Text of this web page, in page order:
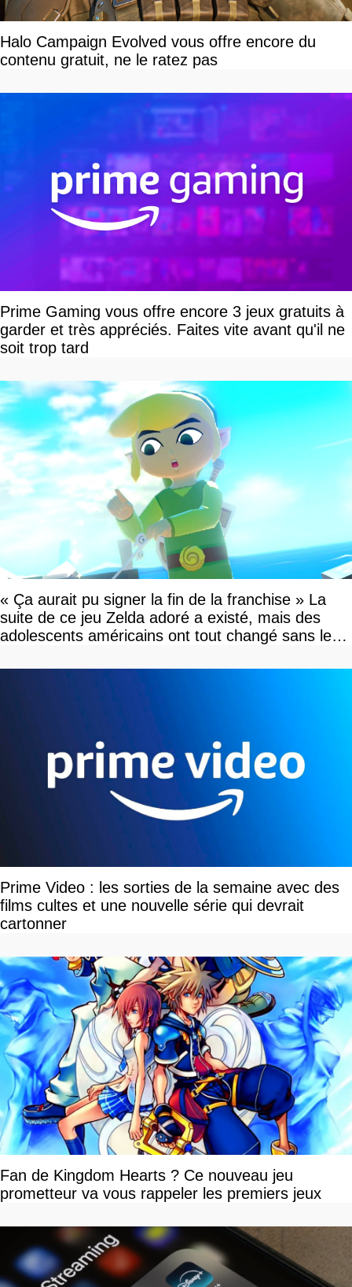
Halo Campaign Evolved vous offre encore du
contenu gratuit, ne le ratez pas
Prime Gaming vous offre encore 3 jeux gratuits à
garder et très appréciés. Faites vite avant qu'il ne
soit trop tard
« Ça aurait pu signer la fin de la franchise » La
suite de ce jeu Zelda adoré a existé, mais des
adolescents américains ont tout changé sans le
Prime Video : les sorties de la semaine avec des
films cultes et une nouvelle série qui devrait
cartonner
Fan de Kingdom Hearts ? Ce nouveau jeu
prometteur va vous rappeler les premiers jeux